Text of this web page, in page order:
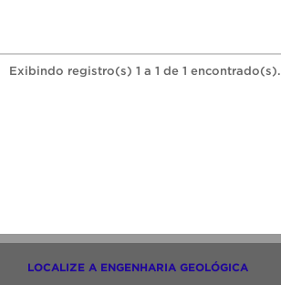
Exibindo registro(s) 1 a 1 de 1 encontrado(s).
LOCALIZE A ENGENHARIA GEOLÓGICA